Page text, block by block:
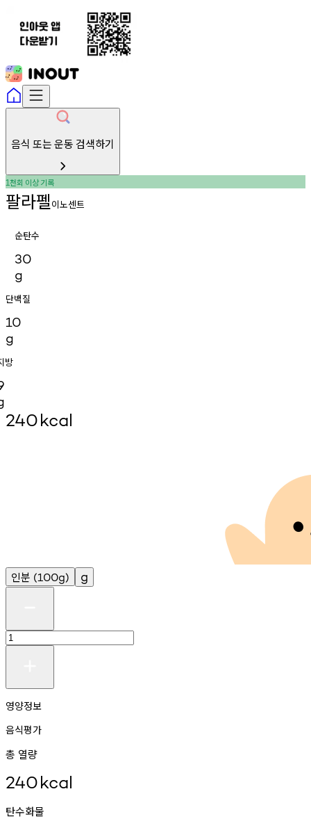
음식 또는 운동 검색하기
1천회 이상기록
팔라펠 이노센트
순탄수
30
g
단백질
10
g
방
240kcal
인분 (100g) g
영양정보
음식평가
총 열량
240kcal
탄수화물